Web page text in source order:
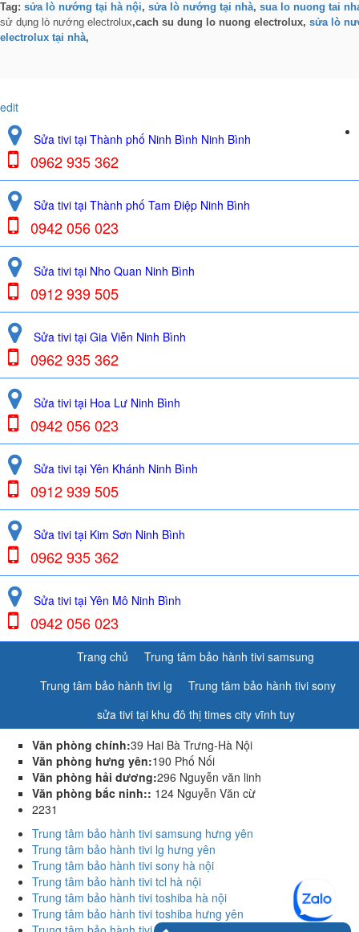
Tag: sửa lò nướng tại hà nội, sửa lò nướng tại nhà, sua lo nuong tai
sử dụng lò nướng electrolux,cach su dung lo nuong electrolux, sửa lò
electrolux tại nhà,
edit
Sửa tivi tại Thành phố Ninh Bình Ninh Bình
0962 935 362
Sửa tivi tại Thành phố Tam Điệp Ninh Bình
0942 056 023
Sửa tivi tại Nho Quan Ninh Bình
0912 939 505
Sửa tivi tại Gia Viễn Ninh Bình
0962 935 362
Sửa tivi tại Hoa Lư Ninh Bình
0942 056 023
Sửa tivi tại Yên Khánh Ninh Bình
0912 939 505
Sửa tivi tại Kim Sơn Ninh Bình
0962 935 362
Sửa tivi tại Yên Mô Ninh Bình
0942 056 023
Trang chủ
Trung tâm bảo hành tivi samsung
Trung tâm bảo hành tivi lg
Trung tâm bảo hành tivi sony
sửa tivi tại khu đô thị times city vĩnh tuy
Văn phòng chính:39 Hai Bà Trưng-Hà Nội
Văn phòng hưng yên:190 Phố Nối
Văn phòng hải dương:296 Nguyễn văn linh
Văn phòng bắc ninh:: 124 Nguyễn Văn cừ
2231
Trung tâm bảo hành tivi samsung hưng yên
Trung tâm bảo hành tivi lg hưng yên
Trung tâm bảo hành tivi sony hà nội
Trung tâm bảo hành tivi tcl hà nội
Trung tâm bảo hành tivi toshiba hà nội
Trung tâm bảo hành tivi toshiba hưng yên